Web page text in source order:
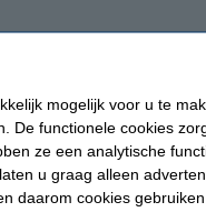
mogelijk voor u te
De functionele cookies
ze een analytische
u graag alleen
daarom cookies